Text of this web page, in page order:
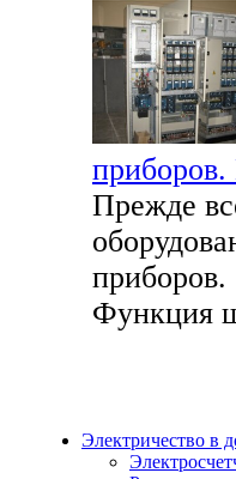
Прежде
Функция
Электричество в